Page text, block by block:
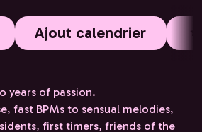
Ajout calendrier
years of passion.
fast BPMs to sensual melodies,
first timers, friends of the